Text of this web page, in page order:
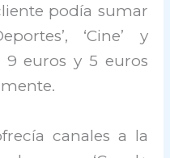
podía sumar
‘Cine’ y
9 euros y 5 euros
canales a la